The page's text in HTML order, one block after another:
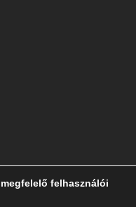
Poster Creative
felhasználói